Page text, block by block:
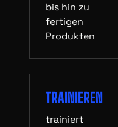
bis hin zu
fertigen
Produkten
TRAINIEREN
trainiert